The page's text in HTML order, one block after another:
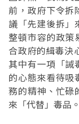
前，政府下令拆
議「先建後拆」
整頓市容的政策
合政府的緝毒決
其中有一項「誡
的心態來看待吸
務的精神、忙碌
來「代替」毒品。